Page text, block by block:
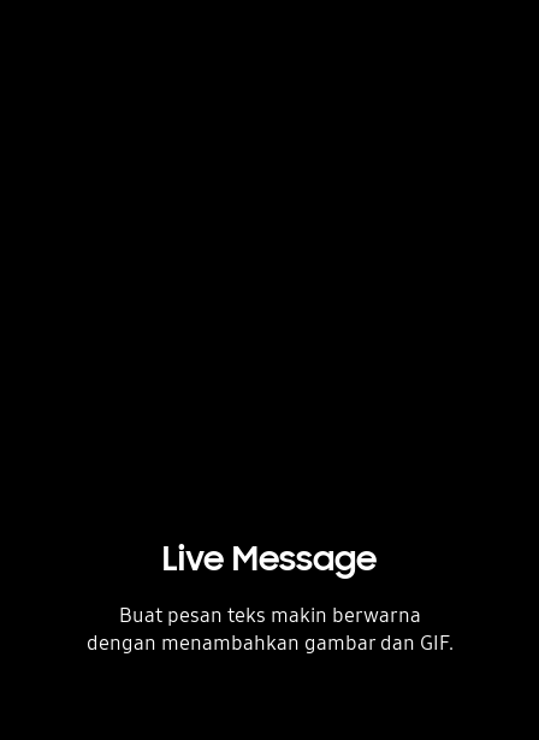
Live Message
Buat pesan teks makin berwarna
dengan menambahkan gambar dan GIF.